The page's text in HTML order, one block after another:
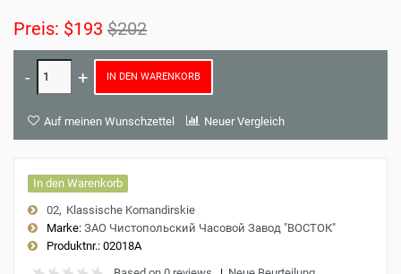
Preis: $193 $202
IN DEN WARENKORB
Auf meinen Wunschzettel Neuer Vergleich
In den Warenkorb
02 Klassische Komandirskie
Marke: ЗАО Чистопольский Часовой Завод "ВОСТОК"
Produktnr.: 02018A